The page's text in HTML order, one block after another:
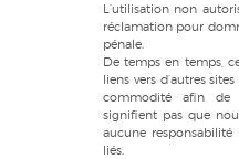
L’utilisation non
réclamation pour
pénale.
De temps en temps,
liens vers d’autres
commodité afin de
signifient pas que
aucune
liés.